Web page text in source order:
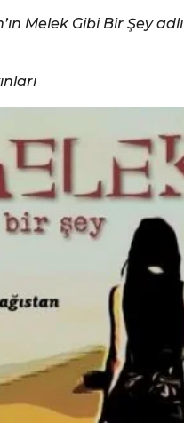
Melek Gibi Bir Şey adlı